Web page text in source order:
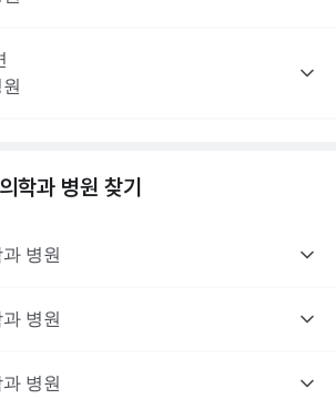
학과 병원 찾기
과 병원
과 병원
과 병원